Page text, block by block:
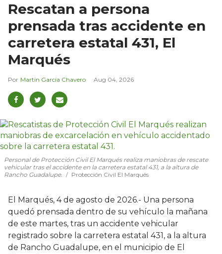
Rescatan a persona
prensada tras accidente en
carretera estatal 431, El
Marqués
Martín García Chavero Aug 04, 2026
Personal de Protección Civil El Marqués realiza maniobras de rescate
vehicular tras el accidente en la carretera estatal 431, a la altura de
Rancho Guadalupe.
Protección Civil El Marqués
El Marqués, 4 de agosto de 2026.- Una persona
quedó prensada dentro de su vehículo la mañana
de este martes, tras un accidente vehicular
registrado sobre la carretera estatal 431, a la altura
de Rancho Guadalupe, en el municipio de El